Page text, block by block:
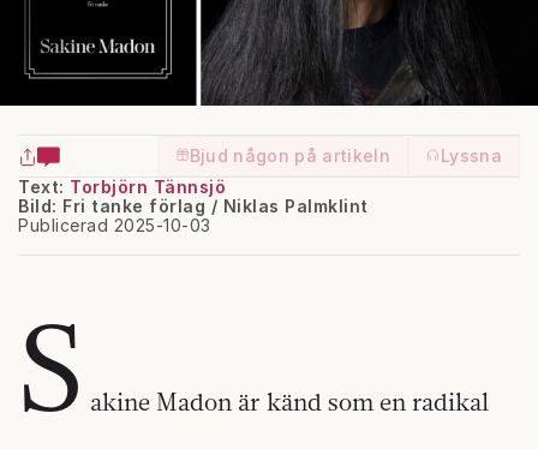
Bjud någon på artikeln
Lyssna
Text: Torbjörn Tännsjö
Publicerad 2025-10-03
Bild: Fri tanke förlag / Niklas Palmklint
S akine Madon är känd som en radikal